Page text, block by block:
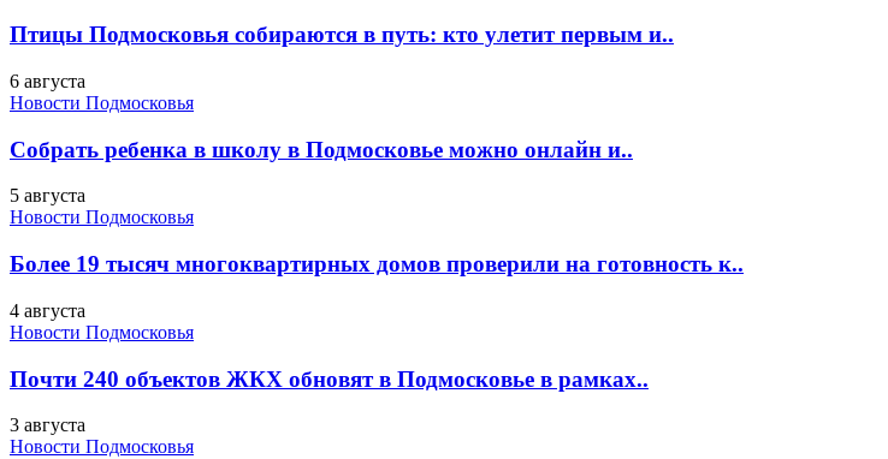
Птицы Подмосковья собираются в путь: кто улетит первым и..
6 августа
Новости Подмосковья
Собрать ребенка в школу в Подмосковье можно онлайн и..
5 августа
Новости Подмосковья
Более 19 тысяч многоквартирных домов проверили на готовность к..
4 августа
Новости Подмосковья
Почти 240 объектов ЖКХ обновят в Подмосковье в рамках..
3 августа
Новости Подмосковья